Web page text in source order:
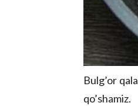
Bulg’or
qo’shamiz.